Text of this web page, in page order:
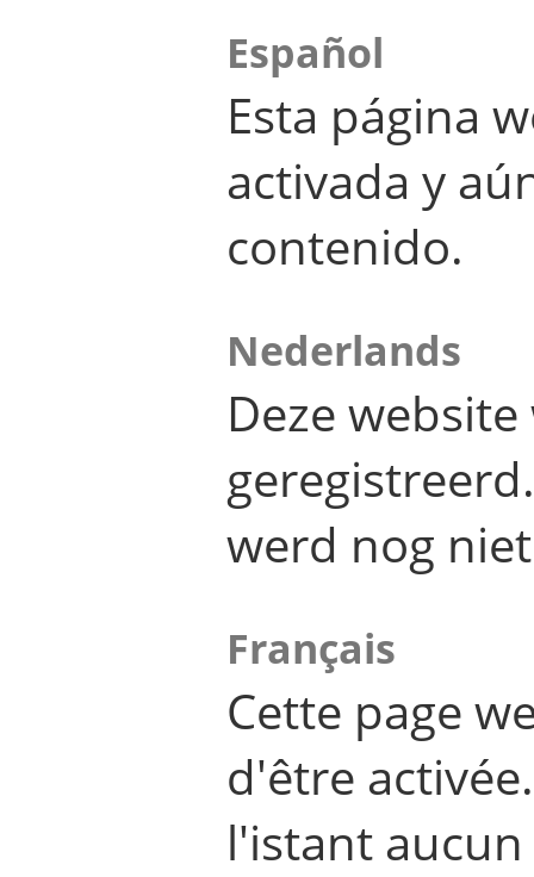
Español
Esta página
activada y
contenido.
Nederlands
Deze
werd nog
Français
Cette page
d'être
l'istant